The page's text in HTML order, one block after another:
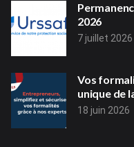
2026
7 juillet 2026
Vos
unique de
18 juin 2026